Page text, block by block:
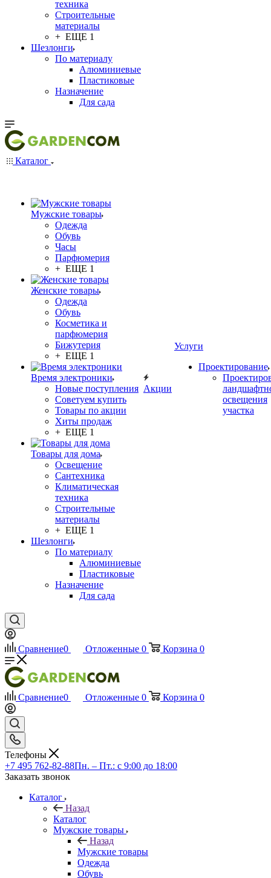
техника
Строительные
материалы
+ ЕЩЕ 1
Шезлонги
По материалу
Алюминиевые
Пластиковые
Назначение
Для сада
Каталог
Мужские товары
Одежда
Обувь
Часы
Парфюмерия
+ ЕЩЕ 1
Женские товары
Одежда
Обувь
Косметика и
парфюмерия
Бижутерия
+ ЕЩЕ 1
Время электроники
Новые поступления
Советуем купить
Товары по акции
Хиты продаж
+ ЕЩЕ 1
Товары для дома
Освещение
Сантехника
Климатическая
техника
Строительные
материалы
+ ЕЩЕ 1
Шезлонги
По материалу
Алюминиевые
Пластиковые
Назначение
Для сада
Акции
Услуги
Проектирование
освещения
участка
Сравнение0 Отложенные 0 Корзина 0
Сравнение0 Отложенные 0 Корзина 0
Телефоны
+7 495 762-82-88Пн. – Пт.: с 9:00 до 18:00
Заказать звонок
Каталог
Назад
Каталог
Мужские товары
Назад
Мужские товары
Одежда
Обувь